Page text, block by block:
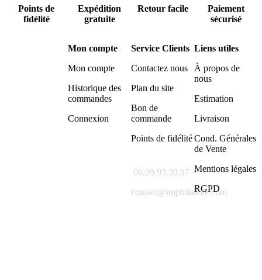
Points de
fidélité
Expédition
gratuite
Retour facile
Paiement
sécurisé
Mon compte
Mon compte
Historique des
commandes
Connexion
Service Clients
Contactez nous
Plan du site
Bon de
commande
Points de fidélité
06.09.93.30.97
contact@tmphilatelie.com
Liens utiles
À propos de
nous
Estimation
Livraison
Cond. Générales
de Vente
Mentions légales
RGPD